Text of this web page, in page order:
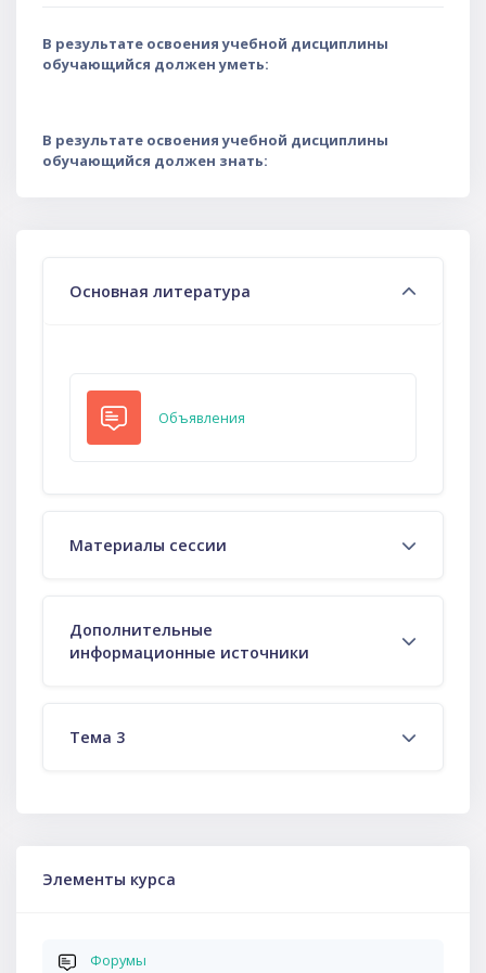
В результате освоения учебной дисциплины
обучающийся должен уметь:
В результате освоения учебной дисциплины
обучающийся должен знать:
Основная литература
Объявления
Материалы сессии
Дополнительные
информационные источники
Тема 3
Элементы курса
Форумы